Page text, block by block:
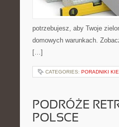
potrzebujesz, aby Twoje
domowych warunkach.
[…]
CATEGORIES: PORADNIKI
PODRÓŻE
POLSCE